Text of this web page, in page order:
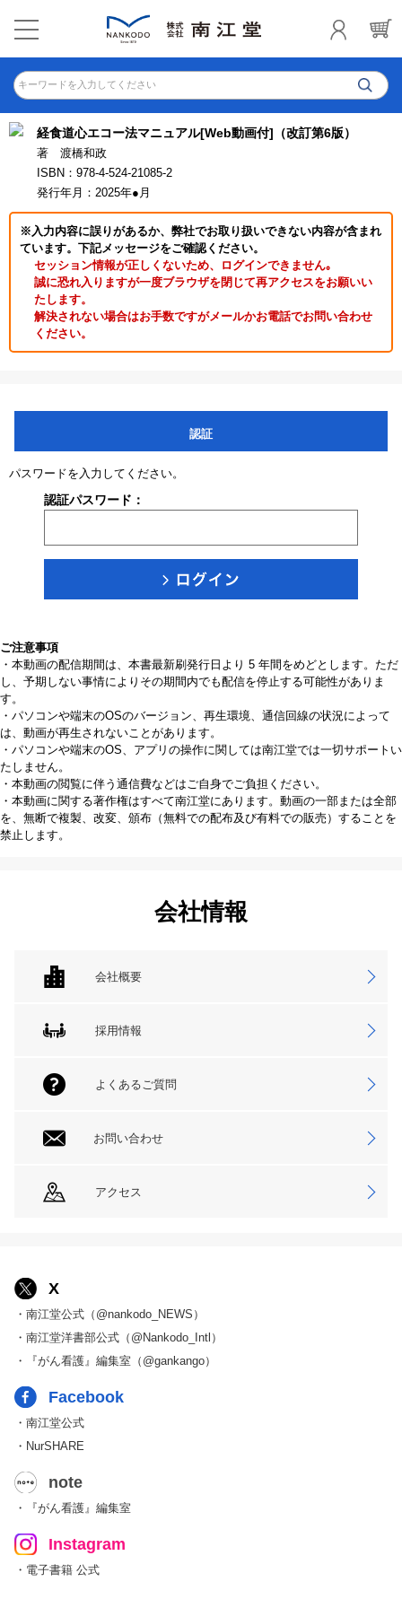
キーワードを入力してください
経食道心エコー法マニュアル[Web動画付]（改訂第6版）
著 渡橋和政
ISBN：978-4-524-21085-2
発行年月：2025年●月
※入力内容に誤りがあるか、弊社でお取り扱いできない内容が含まれ
ています。下記メッセージをご確認ください。
セッション情報が正しくないため、ログインできません｡
誠に恐れ入りますが一度ブラウザを閉じて再アクセスをお願いい
たします。
解決されない場合はお手数ですがメールかお電話でお問い合わせ
ください。
認証
パスワードを入力してください。
認証パスワード：
ご注意事項
・本動画の配信期間は、本書最新刷発行日より 5 年間をめどとします。ただ
し、予期しない事情によりその期間内でも配信を停止する可能性がありま
す。
・パソコンや端末のOSのバージョン、再生環境、通信回線の状況によって
は、動画が再生されないことがあります。
・パソコンや端末のOS、アプリの操作に関しては南江堂では一切サポートい
たしません。
・本動画の閲覧に伴う通信費などはご自身でご負担ください。
・本動画に関する著作権はすべて南江堂にあります。動画の一部または全部
を、無断で複製、改変、頒布（無料での配布及び有料での販売）することを
禁止します。
会社情報
会社概要
採用情報
よくあるご質問
お問い合わせ
アクセス
X
・南江堂公式（@nankodo_NEWS）
・南江堂洋書部公式（@Nankodo_Intl）
・『がん看護』編集室（@gankango）
Facebook
・南江堂公式
・NurSHARE
note
・『がん看護』編集室
Instagram
・電子書籍 公式